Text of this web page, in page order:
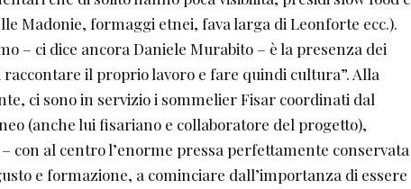
Madonie, formaggi etnei, fava larga di Leonforte ecc.).
– ci dice ancora Daniele Murabito – è la presenza dei
il proprio lavoro e fare quindi cultura”. Alla
ci sono in servizio i sommelier Fisar coordinati dal
(anche lui fisariano e collaboratore del progetto),
con al centro l’enorme pressa perfettamente conservata
e formazione, a cominciare dall’importanza di essere